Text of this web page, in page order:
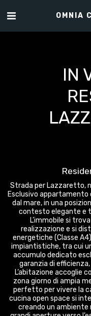
OMNIA
IN
Strada per Lazzaretto,
Esclusivo appartamento
dal mare, in una
contesto elegante e
L’immobile si
realizzazione e si
energetiche (Classe
impiantistiche, tra cui
accumulo dedicato
garanzia di
L’abitazione accoglie
zona giorno di ampia
perfetto per vivere la
cucina open space si
creando un ambiente